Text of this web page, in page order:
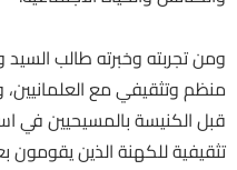
ومن تجربته وخبرته طالب
منظم وتثقيفي مع
قبل الكنيسة بالمسيحيين في
تثقيفية للكهنة الذين